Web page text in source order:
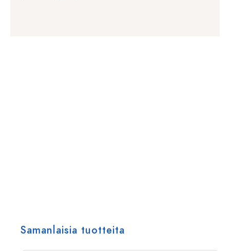
Samanlaisia tuotteita